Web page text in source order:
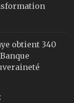
obtient 340